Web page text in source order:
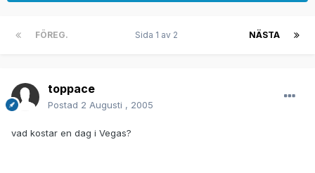
FÖREG. NÄSTA
Sida 1 av 2
toppace
Postad 2 Augusti , 2005
vad kostar en dag i Vegas?